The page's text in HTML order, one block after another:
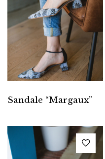
Sandale “Margaux”